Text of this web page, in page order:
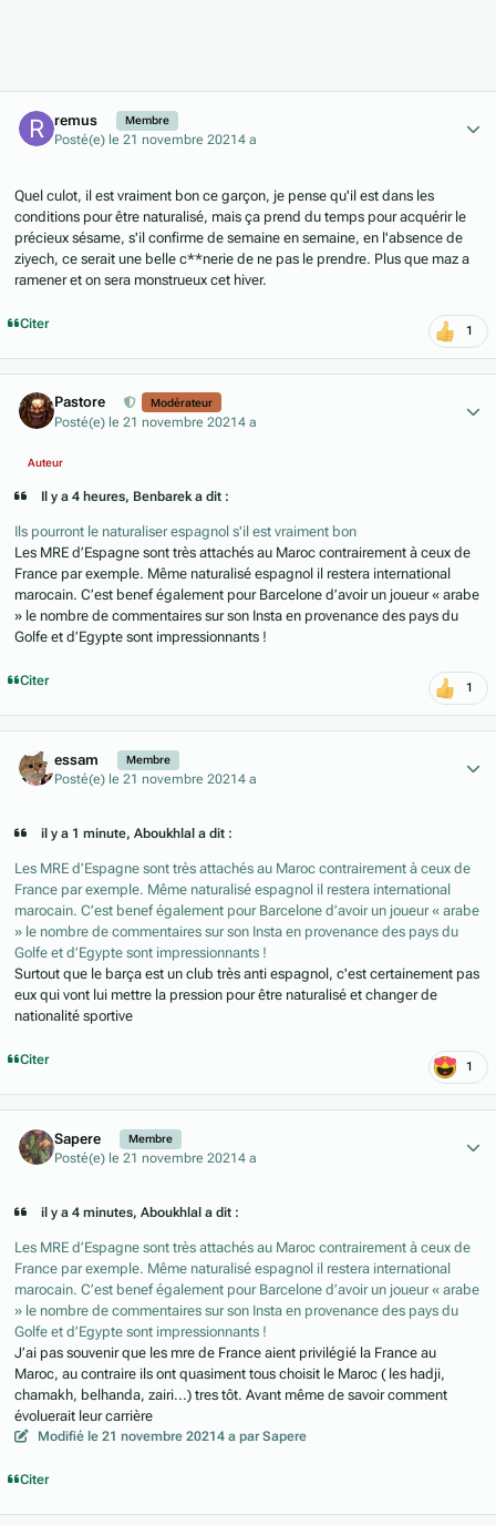
remus Membre
Posté(e) le 21 novembre 20214 a
Quel culot, il est vraiment bon ce garçon, je pense qu'il est dans les
conditions pour être naturalisé, mais ça prend du temps pour acquérir le
précieux sésame, s'il confirme de semaine en semaine, en l'absence de
ziyech, ce serait une belle c**nerie de ne pas le prendre. Plus que maz a
ramener et on sera monstrueux cet hiver.
Citer 1
Pastore Modérateur
Posté(e) le 21 novembre 20214 a
Auteur
Il y a 4 heures, Benbarek a dit :
Ils pourront le naturaliser espagnol s'il est vraiment bon
Les MRE d’Espagne sont très attachés au Maroc contrairement à ceux de
France par exemple. Même naturalisé espagnol il restera international
marocain. C’est benef également pour Barcelone d’avoir un joueur « arabe
» le nombre de commentaires sur son Insta en provenance des pays du
Golfe et d’Egypte sont impressionnants !
Citer 1
essam Membre
Posté(e) le 21 novembre 20214 a
il y a 1 minute, Aboukhlal a dit :
Les MRE d’Espagne sont très attachés au Maroc contrairement à ceux de
France par exemple. Même naturalisé espagnol il restera international
marocain. C’est benef également pour Barcelone d’avoir un joueur « arabe
» le nombre de commentaires sur son Insta en provenance des pays du
Golfe et d’Egypte sont impressionnants !
Surtout que le barça est un club très anti espagnol, c'est certainement pas
eux qui vont lui mettre la pression pour être naturalisé et changer de
nationalité sportive
Citer 1
Sapere Membre
Posté(e) le 21 novembre 20214 a
il y a 4 minutes, Aboukhlal a dit :
Les MRE d’Espagne sont très attachés au Maroc contrairement à ceux de
France par exemple. Même naturalisé espagnol il restera international
marocain. C’est benef également pour Barcelone d’avoir un joueur « arabe
» le nombre de commentaires sur son Insta en provenance des pays du
Golfe et d’Egypte sont impressionnants !
J’ai pas souvenir que les mre de France aient privilégié la France au
Maroc, au contraire ils ont quasiment tous choisit le Maroc ( les hadji,
chamakh, belhanda, zairi...) tres tôt. Avant même de savoir comment
évoluerait leur carrière
Modifiéle 21 novembre 20214 a par Sapere
Citer